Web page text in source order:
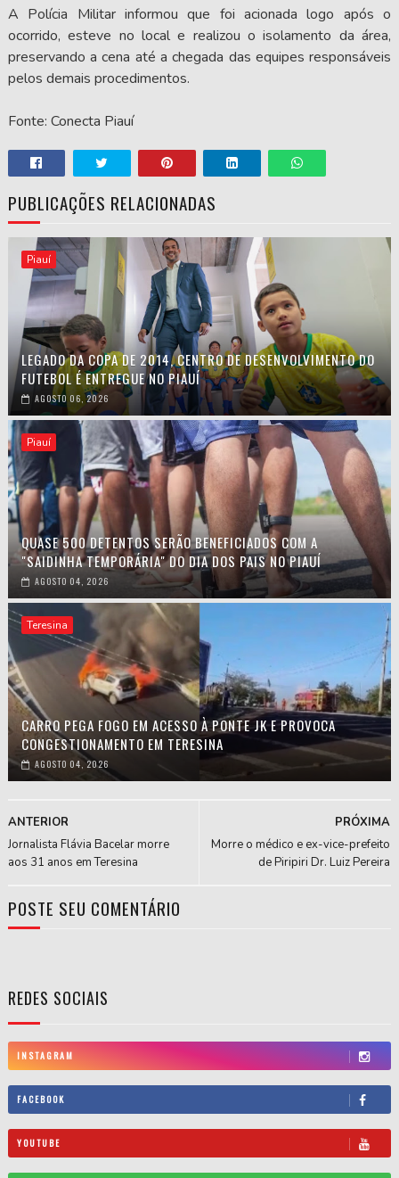
A Polícia Militar informou que foi acionada logo após o
ocorrido, esteve no local e realizou o isolamento da área,
preservando a cena até a chegada das equipes responsáveis
pelos demais procedimentos.
Fonte: Conecta Piauí
PUBLICAÇÕES RELACIONADAS
Piauí
LEGADO DA COPA DE 2014, CENTRO DE DESENVOLVIMENTO DO
FUTEBOL É ENTREGUE NO PIAUÍ
AGOSTO 06, 2026
Piauí
QUASE 500 DETENTOS SERÃO BENEFICIADOS COM A
"SAIDINHA TEMPORÁRIA" DO DIA DOS PAIS NO PIAUÍ
AGOSTO 04, 2026
Teresina
CARRO PEGA FOGO EM ACESSO À PONTE JK E PROVOCA
CONGESTIONAMENTO EM TERESINA
AGOSTO 04, 2026
PRÓXIMA
Morre o médico e ex-vice-prefeito
de Piripiri Dr. Luiz Pereira
ANTERIOR
Jornalista Flávia Bacelar morre
aos 31 anos em Teresina
POSTE SEU COMENTÁRIO
REDES SOCIAIS
INSTAGRAM
FACEBOOK
YOUTUBE